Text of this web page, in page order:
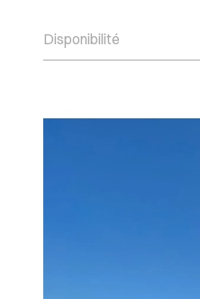
Disponibilité